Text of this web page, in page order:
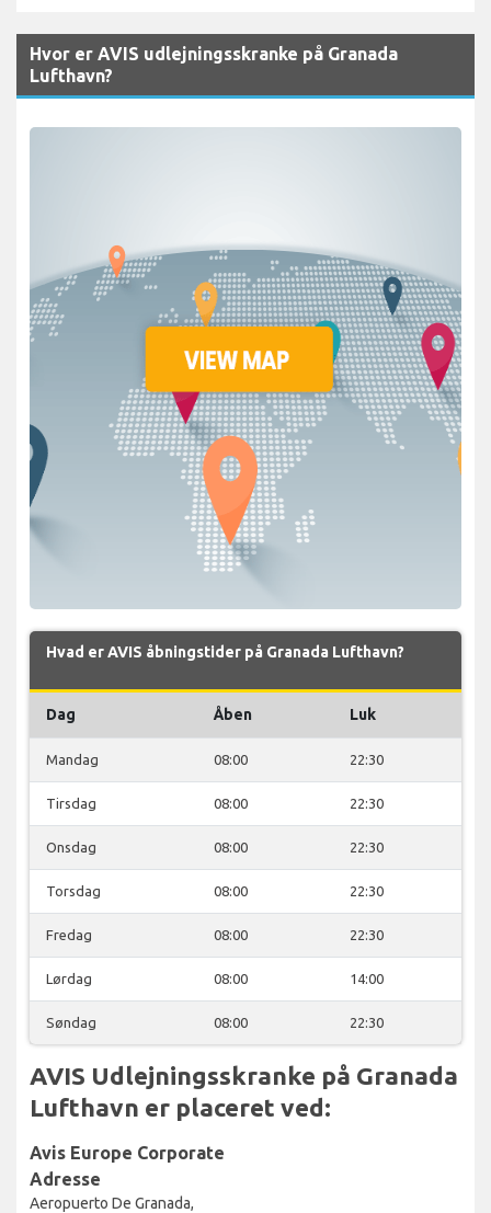
Hvor er AVIS udlejningsskranke på Granada
Lufthavn?
Hvad er AVIS åbningstider på Granada Lufthavn?
Dag Åben Luk
Mandag 08:00 22:30
Tirsdag 08:00 22:30
Onsdag 08:00 22:30
Torsdag 08:00 22:30
Fredag 08:00 22:30
Lørdag 08:00 14:00
Søndag 08:00 22:30
AVIS Udlejningsskranke på Granada
Lufthavn er placeret ved:
Avis Europe Corporate
Adresse
Aeropuerto De Granada,